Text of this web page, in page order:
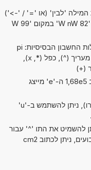
המילה 'לבין' (או '=' / '->')
בין שמות שתי היחידות, לדוגמה '82 W nW' במקום '99 W
בשלב זה ניתן לבצע את כל פעולות החשבון הבסיסיות: pi
(π), חלוקה (/, :, ÷), חיסור (-), מעריך (^), כפל (*, x),
(+)
במקום 1,68 × 10^5 , ניתן לכתוב 1,68e5 ה-'e' מייצג
במקום האות היוונית 'µ' (= מיקרו), ניתן להשתמש ב-'u'
להשמיט את התו '^' עבור
'^2' ו-'^3'. עבור סנטימטרים רבועים, ניתן לכתוב cm2